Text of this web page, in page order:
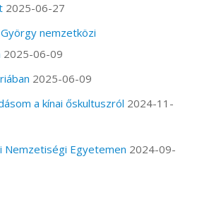
2025-06-27
nemzetközi
2025-06-09
2025-06-09
a kínai őskultuszról 2024-11-
Nemzetiségi Egyetemen 2024-09-